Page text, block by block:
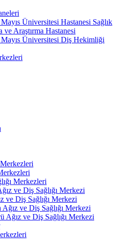
Üniversitesi Hastanesi Sağlık
ve Araştırma Hastanesi
Üniversitesi Diş Hekimliği
Merkezleri
ve Diş Sağlığı Merkezi
ve Diş Sağlığı Merkezi
Ağız ve Diş Sağlığı Merkezi
Ağız ve Diş Sağlığı Merkezi